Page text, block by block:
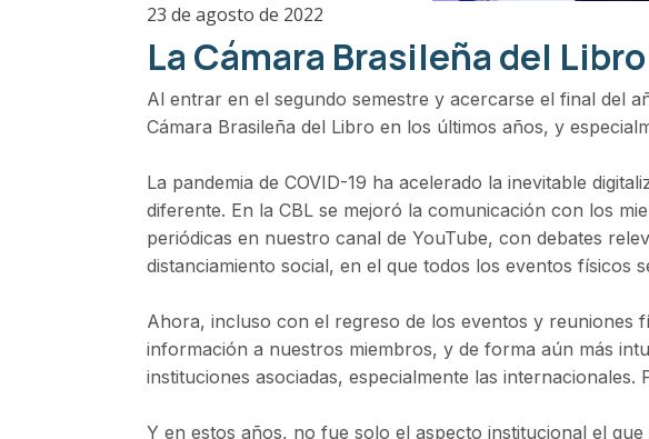
23 de agosto de 2022
La Cámara Brasileña del
Al entrar en el segundo semestre y acercarse el final del
Cámara Brasileña del Libro en los últimos años, y
La pandemia de COVID-19 ha acelerado la inevitable
diferente. En la CBL se mejoró la comunicación con los
periódicas en nuestro canal de YouTube, con debates
distanciamiento social, en el que todos los eventos físicos
Ahora, incluso con el regreso de los eventos y reuniones
información a nuestros miembros, y de forma aún más
instituciones asociadas, especialmente las
Y en estos años, no fue solo el aspecto institucional el